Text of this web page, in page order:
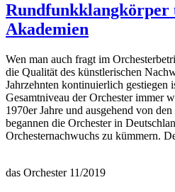
Rundfunkklangkörper
Akademien
Wen man auch fragt im
die Qualität des künstlerischen
Jahrzehnten kontinuierlich gestiegen
Gesamtniveau der Orchester immer
1970er Jahre und ausgehend von
begannen die Orchester in
Orchesternachwuchs zu kümmern.
das Orchester 11/2019